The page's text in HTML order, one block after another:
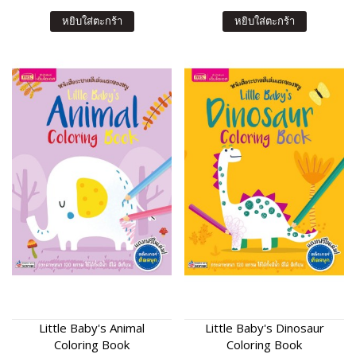
หยิบใส่ตะกร้า หยิบใส่ตะกร้า
Little Baby's Animal
Coloring Book
Little Baby's Dinosaur
Coloring Book